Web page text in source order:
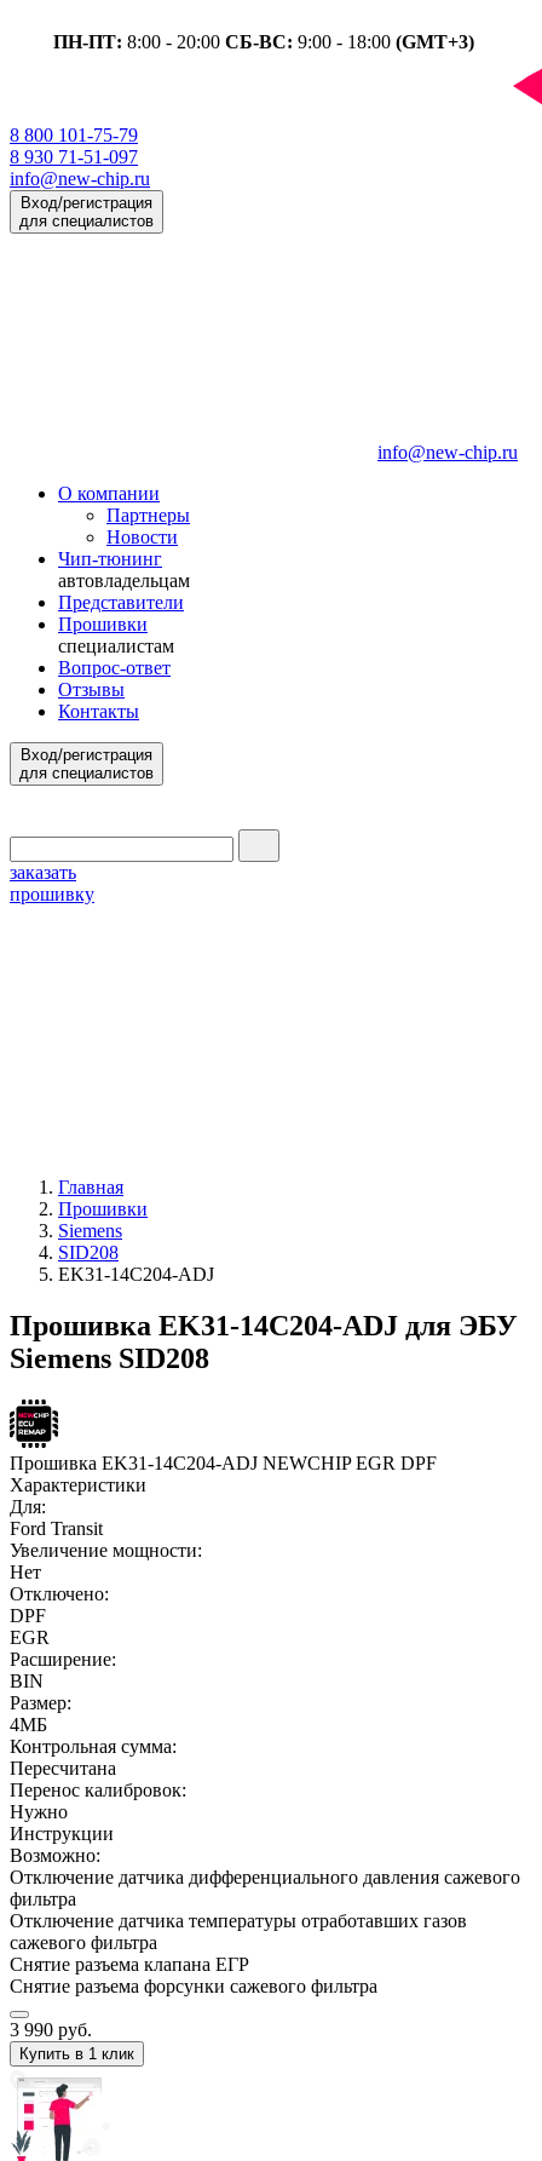
ПН-ПТ: 8:00 - 20:00 СБ-ВС: 9:00 - 18:00 (GMT+3)
8 800 101-75-79
8 930 71-51-097
info@new-chip.ru
Вход/регистрация
для специалистов
info@new-chip.ru
О компании
Партнеры
Новости
Чип-тюнинг
автовладельцам
Представители
Прошивки
специалистам
Вопрос-ответ
Отзывы
Контакты
Вход/регистрация
для специалистов
заказать
прошивку
Главная
Прошивки
Siemens
SID208
EK31-14C204-ADJ
Прошивка EK31-14C204-ADJ для ЭБУ
Siemens SID208
Прошивка EK31-14C204-ADJ NEWCHIP EGR DPF
Характеристики
Для:
Ford Transit
Увеличение мощности:
Нет
Отключено:
DPF
EGR
Расширение:
BIN
Размер:
4МБ
Контрольная сумма:
Пересчитана
Перенос калибровок:
Нужно
Инструкции
Возможно:
Отключение датчика дифференциального давления сажевого
фильтра
Отключение датчика температуры отработавших газов
сажевого фильтра
Снятие разъема клапана ЕГР
Снятие разъема форсунки сажевого фильтра
3 990 руб.
Купить в 1 клик